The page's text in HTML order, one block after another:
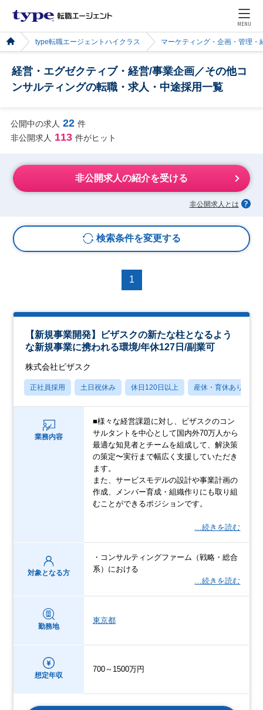
MENU
type転職エージェントハイクラス マーケティング・企画・管理・
経営・エグゼクティブ・経営/事業企画／その他コ
ンサルティングの転職・求人・中途採用一覧
公開中の求人 22 件
非公開求人 113 件がヒット
非公開求人の紹介を受ける
非公開求人とは
検索条件を変更する
1
【新規事業開発】ビザスクの新たな柱となるよう
な新規事業に携われる環境/年休127日/副業可
株式会社ビザスク
正社員採用 土日祝休み 休日120日以上 産休・育休あり
業務内容
■様々な経営課題に対し、ビザスクのコン
サルタントを中心として国内外70万人から
最適な知見者とチームを組成して、解決策
の策定〜実行まで幅広く支援していただき
ます。
また、サービスモデルの設計や事業計画の
作成、メンバー育成・組織作りにも取り組
むことができるポジションです。
…続きを読む
対象となる方
・コンサルティングファーム（戦略・総合
系）における
…続きを読む
勤務地
東京都
想定年収
700～1500万円